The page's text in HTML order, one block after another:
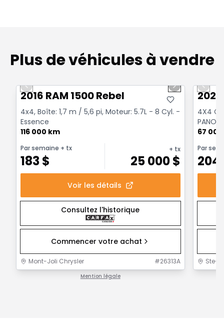
Plus de véhicules à vendre
Previous slide Next slide
2016 RAM 1500 Rebel
4x4, Boîte: 1,7 m / 5,6 pi, Moteur: 5.7L - 8 Cyl. -
Essence
116 000 km
Par semaine + tx
183$
+ tx
25 000$
Voir les détails
Consultez l'historique
Commencer votre achat
Mont-Joli Chrysler #26313A
Mention légale
4X4
NOIR
67
Par
204
Ste-